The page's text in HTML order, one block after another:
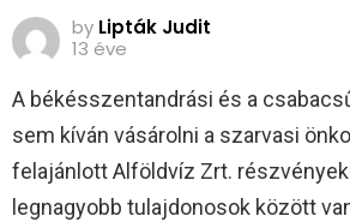
by Lipták Judit
13 éve
A békésszentandrási és a
sem kíván vásárolni a szarvasi
felajánlott Alföldvíz Zrt.
legnagyobb tulajdonosok között